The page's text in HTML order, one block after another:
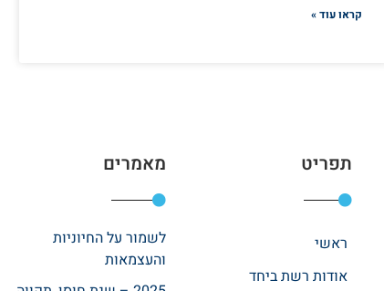
קראו עוד »
תפריט
ראשי
אודות רשת ביחד
מאמרים
לשמור על החיוניות
והעצמאות